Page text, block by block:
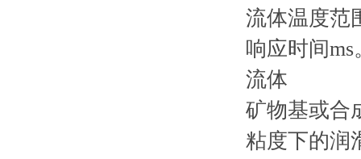
流体温度范
响应时间
流体
矿物基或合
粘度下的润